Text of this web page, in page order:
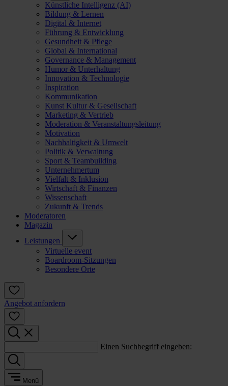
Künstliche Intelligenz (AI)
Bildung & Lernen
Digital & Internet
Führung & Entwicklung
Gesundheit & Pflege
Global & International
Governance & Management
Humor & Unterhaltung
Innovation & Technologie
Inspiration
Kommunikation
Kunst Kultur & Gesellschaft
Marketing & Vertrieb
Moderation & Veranstaltungsleitung
Motivation
Nachhaltigkeit & Umwelt
Politik & Verwaltung
Sport & Teambuilding
Unternehmertum
Vielfalt & Inklusion
Wirtschaft & Finanzen
Wissenschaft
Zukunft & Trends
Moderatoren
Magazin
Leistungen
Virtuelle event
Boardroom-Sitzungen
Besondere Orte
Angebot anfordern
Einen Suchbegriff eingeben:
Menü